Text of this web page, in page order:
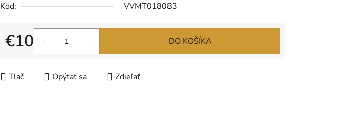
0,0
hviezdičiek.
Kód:
VVMT018083
€10
Jednotková cena:
DO KOŠÍKA
Tlač Opýtať sa Zdieľať